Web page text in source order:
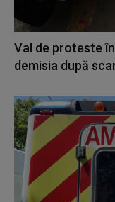
Val de proteste
demisia după